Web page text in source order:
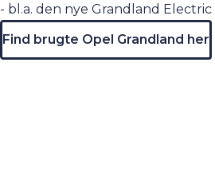
- bl.a. den nye Grandland Electric
Find brugte Opel Grandland her